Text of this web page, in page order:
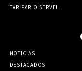
TARIFARIO SERVEL
NOTICIAS
DESTACADOS